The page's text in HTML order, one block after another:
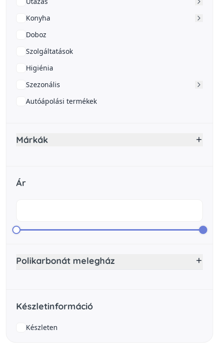
Konyha
Doboz
Szolgáltatások
Higiénia
Szezonális
Autóápolási termékek
Márkák
Ár
Polikarbonát melegház
Készletinformáció
Készleten